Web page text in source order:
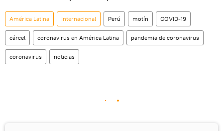
América Latina Internacional Perú motín COVID-19
cárcel coronavirus en América Latina pandemia de coronavirus
coronavirus noticias